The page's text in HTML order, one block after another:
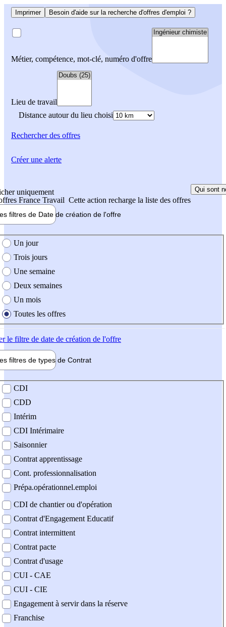
Imprimer Besoin d'aide sur la recherche d'offres d'emploi ?
Métier, compétence, mot-clé, numéro d'offre
Lieu de travail
Distance autour du lieu choisi
Rechercherdes offres
uniquement
France Travail Cette action recharge la liste des offres
Qui sont
filtres de Date de création de l'offre
création de l'offre
Un jour
Trois jours
Une semaine
Deux semaines
Un mois
Toutes les offres
le filtre de date de création de l'offre
filtres de types de Contrat
contrat
CDI
CDD
Intérim
CDI Intérimaire
Saisonnier
Contrat apprentissage
Cont. professionnalisation
Prépa.opérationnel.emploi
CDI de chantier ou d'opération
Contrat d'Engagement Educatif
Contrat intermittent
Contrat pacte
Contrat d'usage
CUI - CAE
CUI - CIE
Engagement à servir dans la réserve
Franchise
Créer une alerte